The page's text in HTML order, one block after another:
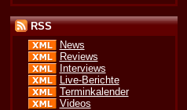
RSS
News
Reviews
Interviews
Live-Berichte
Terminkalender
Videos